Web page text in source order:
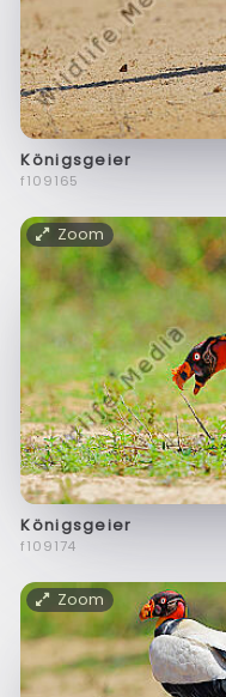
Königsgeier
f109165
Zoom
Königsgeier
f109174
Zoom